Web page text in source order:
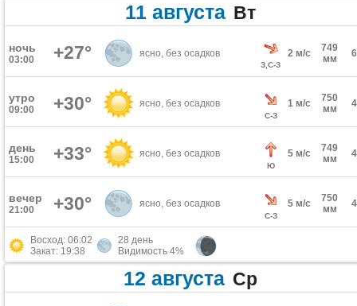
11 августа Вт
ночь
03:00 +27° ясно, без осадков
З,С-З
2 м/с
749
мм
утро
09:00 +30° ясно, без осадков
С-З
1 м/с
750
мм
день
15:00 +33° ясно, без осадков
Ю
5 м/с
749
мм
вечер
21:00 +30° ясно, без осадков
С-З
5 м/с
750
мм
Восход: 06:02
Закат: 19:38
28 день
Видимость 4%
12 августа Ср